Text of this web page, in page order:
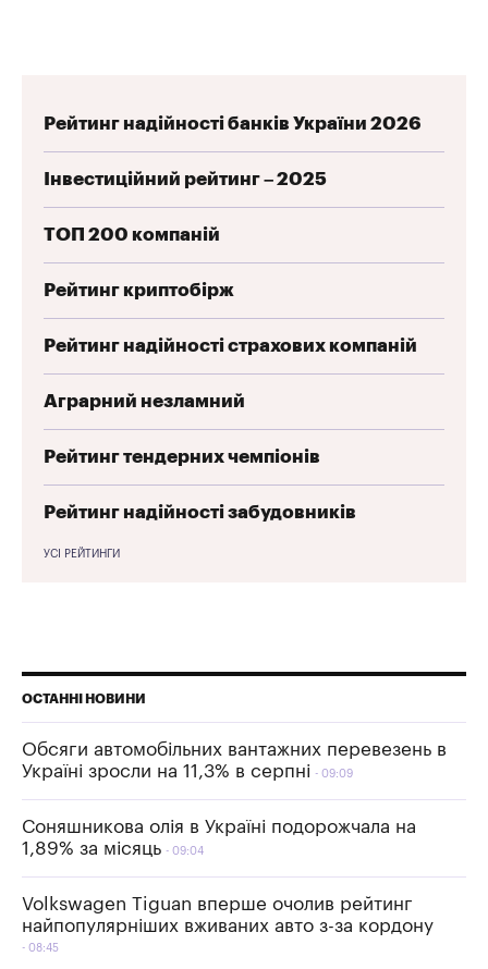
Рейтинг надійності банків України 2026
Інвестиційний рейтинг – 2025
ТОП 200 компаній
Рейтинг криптобірж
Рейтинг надійності страхових компаній
Аграрний незламний
Рейтинг тендерних чемпіонів
Рейтинг надійності забудовників
УСІ РЕЙТИНГИ
ОСТАННІ НОВИНИ
Обсяги автомобільних вантажних перевезень в
Україні зросли на 11,3% в серпні
09:09
Соняшникова олія в Україні подорожчала на
1,89% за місяць
09:04
Volkswagen Tiguan вперше очолив рейтинг
найпопулярніших вживаних авто з-за кордону
08:45